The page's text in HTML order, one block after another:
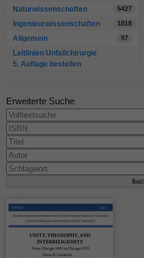
Naturwissenschaften
5427
Ingenieurwissenschaften 1818
Allgemein 97
Leitlinien Unfallchirurgie
5. Auflage bestellen
Erweiterte Suche